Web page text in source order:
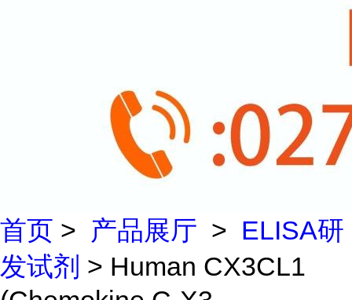
首页 > 产品展厅 > ELISA研
发试剂 > Human CX3CL1